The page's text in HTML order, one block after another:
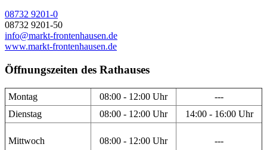
08732 9201-0
08732 9201-50
info@markt-frontenhausen.de
www.markt-frontenhausen.de
Öffnungszeiten des Rathauses
Montag 08:00 - 12:00 Uhr
---
Dienstag
08:00 - 12:00 Uhr 14:00 - 16:00 Uhr
Mittwoch 08:00 - 12:00 Uhr ---